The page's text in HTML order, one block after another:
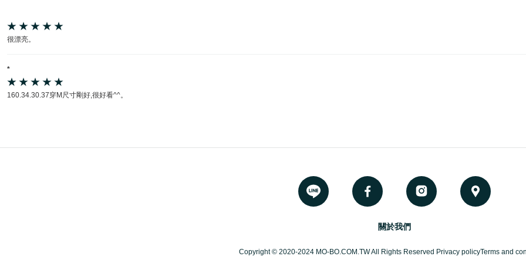
很漂亮。
*
160.34.30.37穿M尺寸剛好,很好看^^。
關於我們
Copyright © 2020-2024 MO-BO.COM.TW All Rights Reserved Privacy policyTerms and